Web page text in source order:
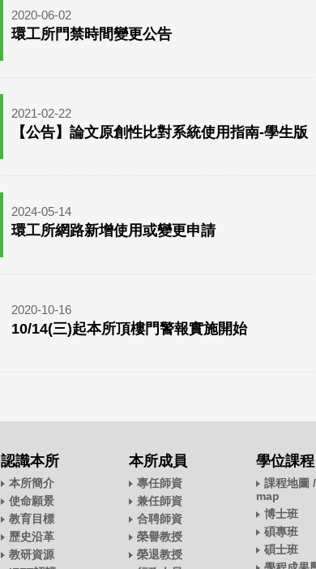
2020-06-02
環工所門禁時間變更公告
2021-02-22
【公告】論文原創性比對系統使用指南-學生版
2024-05-14
環工所網路新增使用或變更申請
2020-10-16
10/14(三)起本所頂樓門警報實施開始
認識本所
本所簡介
使命願景
教育目標
歷史沿革
教研資源
本所成員
專任師資
兼任師資
合聘師資
榮譽教授
榮退教授
學位課程
課程地圖
map
博士班
碩專班
碩士班